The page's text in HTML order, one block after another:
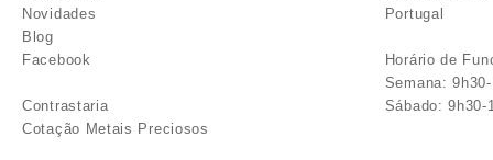
Novidades
Blog
Facebook
Contrastaria
Cotação Metais Preciosos
Portugal
Horário de
Semana:
Sábado: 9h30-